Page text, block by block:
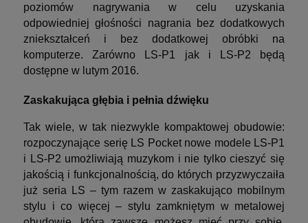
poziomów nagrywania w celu uzyskania
odpowiedniej głośności nagrania bez dodatkowych
zniekształceń i bez dodatkowej obróbki na
komputerze. Zarówno LS-P1 jak i LS-P2 będą
dostępne w lutym 2016.
Zaskakująca głębia i pełnia dźwięku
Tak wiele, w tak niezwykle kompaktowej obudowie:
rozpoczynające serię LS Pocket nowe modele LS-P1
i LS-P2 umożliwiają muzykom i nie tylko cieszyć się
jakością i funkcjonalnością, do których przyzwyczaiła
już seria LS – tym razem w zaskakująco mobilnym
stylu i co więcej – stylu zamkniętym w metalowej